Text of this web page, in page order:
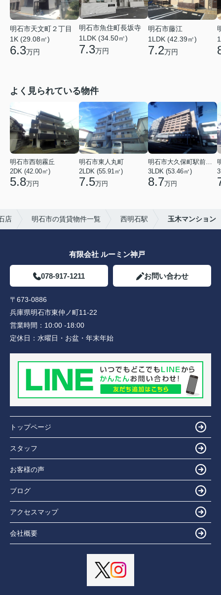
明石市天文町２丁目
1K (29.08㎡)
6.3万円
明石市魚住町長坂寺
1LDK (34.50㎡)
7.3万円
明石市藤江
1LDK (42.39㎡)
7.2万円
よく見られている物件
明石市西朝霧丘
2DK (42.00㎡)
5.8万円
明石市東人丸町
2LDK (55.91㎡)
7.5万円
明石市大久保町駅前２丁目
3LDK (53.46㎡)
8.7万円
店 明石市の賃貸物件一覧 西明石駅 玉木マンション
有限会社 ルーミン神戸
078-917-1211 お問い合わせ
〒673-0886
兵庫県明石市東仲ノ町11-22
営業時間： 10:00 -18:00
定休日： 水曜日・お盆・年末年始
トップページ
スタッフ
お客様の声
ブログ
アクセスマップ
会社概要